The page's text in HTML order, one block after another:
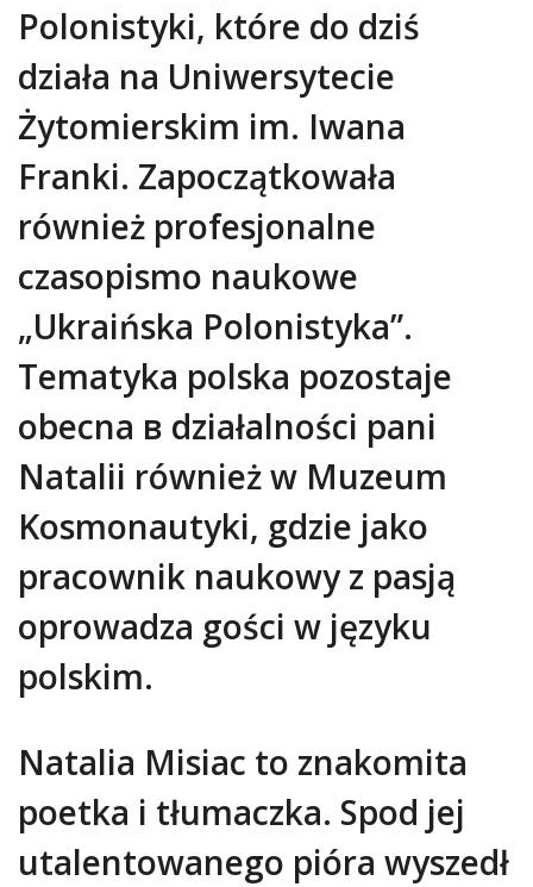
Polonistyki, które do dziś
działa na Uniwersytecie
Żytomierskim im. Iwana
Franki. Zapoczątkowała
również profesjonalne
czasopismo naukowe
„Ukraińska Polonistyka”.
Tematyka polska pozostaje
obecna в działalności pani
Natalii również w Muzeum
Kosmonautyki, gdzie jako
pracownik naukowy z pasją
oprowadza gości w języku
polskim.
Natalia Misiac to znakomita
poetka i tłumaczka. Spod jej
utalentowanego pióra wyszedł